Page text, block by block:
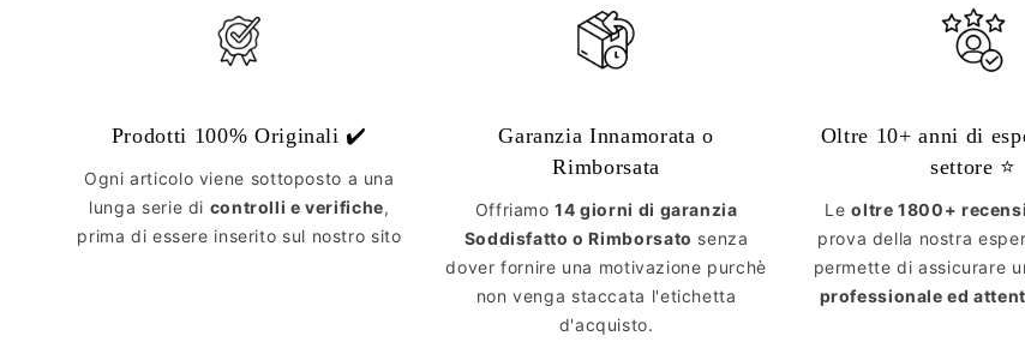
Prodotti 100% Originali ✔️
Ogni articolo viene sottoposto a una
lunga serie di controlli e verifiche,
prima di essere inserito sul nostro sito
Garanzia Innamorata o
Rimborsata
Offriamo14 giorni di garanzia
Soddisfatto o Rimborsato senza
dover fornire una motivazione purchè
non venga staccata l'etichetta
d'acquisto.
Oltre 10+ anni di
settore ⭐️
Leoltre 1800+
prova della nostra
permette di assicurare
professionale ed